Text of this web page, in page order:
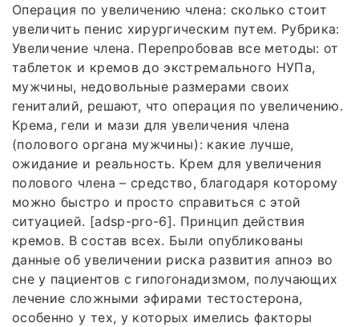
Операция по увеличению члена: сколько стоит
увеличить пенис хирургическим путем. Рубрика:
Увеличение члена. Перепробовав все методы: от
таблеток и кремов до экстремального НУПа,
мужчины, недовольные размерами своих
гениталий, решают, что операция по увеличению.
Крема, гели и мази для увеличения члена
(полового органа мужчины): какие лучше,
ожидание и реальность. Крем для увеличения
полового члена – средство, благодаря которому
можно быстро и просто справиться с этой
ситуацией. [adsp-pro-6]. Принцип действия
кремов. В состав всех. Были опубликованы
данные об увеличении риска развития апноэ во
сне у пациентов с гипогонадизмом, получающих
лечение сложными эфирами тестостерона,
особенно у тех, у которых имелись факторы